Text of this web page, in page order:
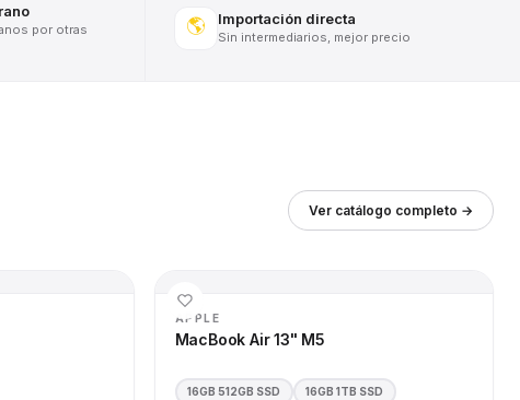
por otras
🌎 Importación directa
Sin intermediarios, mejor precio
Ver catálogo completo →
APPLE
MacBook Air 13" M5
16GB 512GB SSD 16GB 1TB SSD